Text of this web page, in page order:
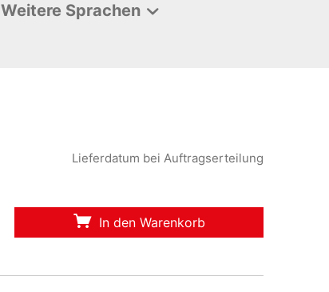
Weitere Sprachen
Lieferdatum bei Auftragserteilung
In den Warenkorb